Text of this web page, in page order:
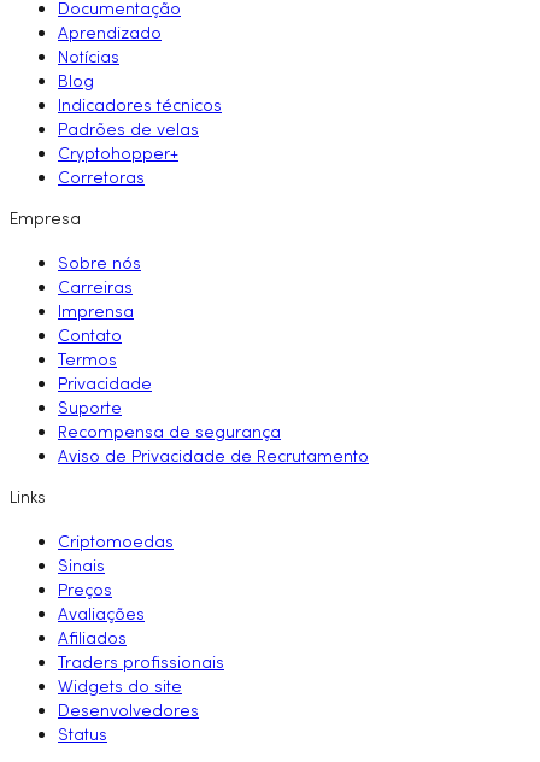
Documentação
Aprendizado
Notícias
Blog
Indicadores técnicos
Padrões de velas
Cryptohopper+
Corretoras
Empresa
Sobre nós
Carreiras
Imprensa
Contato
Termos
Privacidade
Suporte
Recompensa de segurança
Aviso de Privacidade de Recrutamento
Links
Criptomoedas
Sinais
Preços
Avaliações
Afiliados
Traders profissionais
Widgets do site
Desenvolvedores
Status